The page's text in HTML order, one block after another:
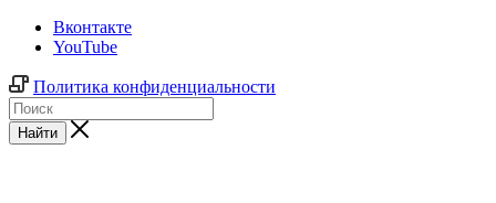
Вконтакте
YouTube
Политика конфиденциальности
Найти